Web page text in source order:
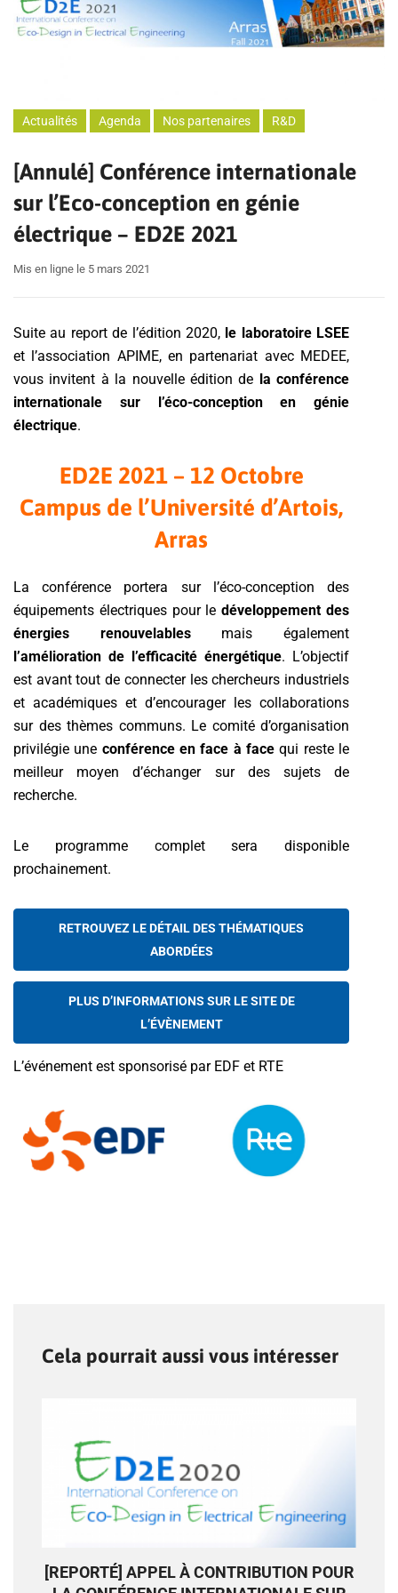
Actualités Agenda Nos partenaires R&D
[Annulé] Conférence internationale
sur l’Eco-conception en génie
électrique – ED2E 2021
Mis en ligne le 5 mars 2021
Suite au report de l’édition 2020, le laboratoire LSEE
et l’association APIME, en partenariat avec MEDEE,
vous invitent à la nouvelle édition de la conférence
internationale sur l’éco-conception en génie
électrique.
ED2E 2021 – 12 Octobre
Campus de l’Université d’Artois,
Arras
La conférence portera sur l’éco-conception des
équipements électriques pour le développement des
énergies renouvelables mais également
l’amélioration de l’efficacité énergétique. L’objectif
est avant tout de connecter les chercheurs industriels
et académiques et d’encourager les collaborations
sur des thèmes communs. Le comité d’organisation
privilégie une conférence en face à face qui reste le
meilleur moyen d’échanger sur des sujets de
recherche.
Le programme complet sera disponible
prochainement.
RETROUVEZ LE DÉTAIL DES THÉMATIQUES
ABORDÉES
PLUS D’INFORMATIONS SUR LE SITE DE
L’ÉVÈNEMENT
L’événement est sponsorisé par EDF et RTE
Cela pourrait aussi vous intéresser
[REPORTÉ] APPEL À CONTRIBUTION POUR